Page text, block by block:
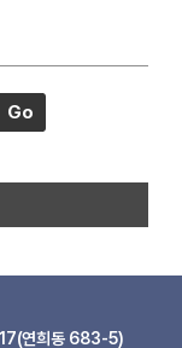
연희동 683-5)